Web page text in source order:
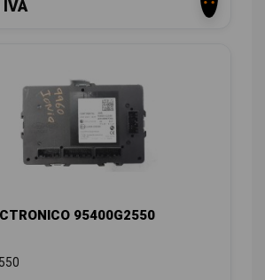
95400G2550